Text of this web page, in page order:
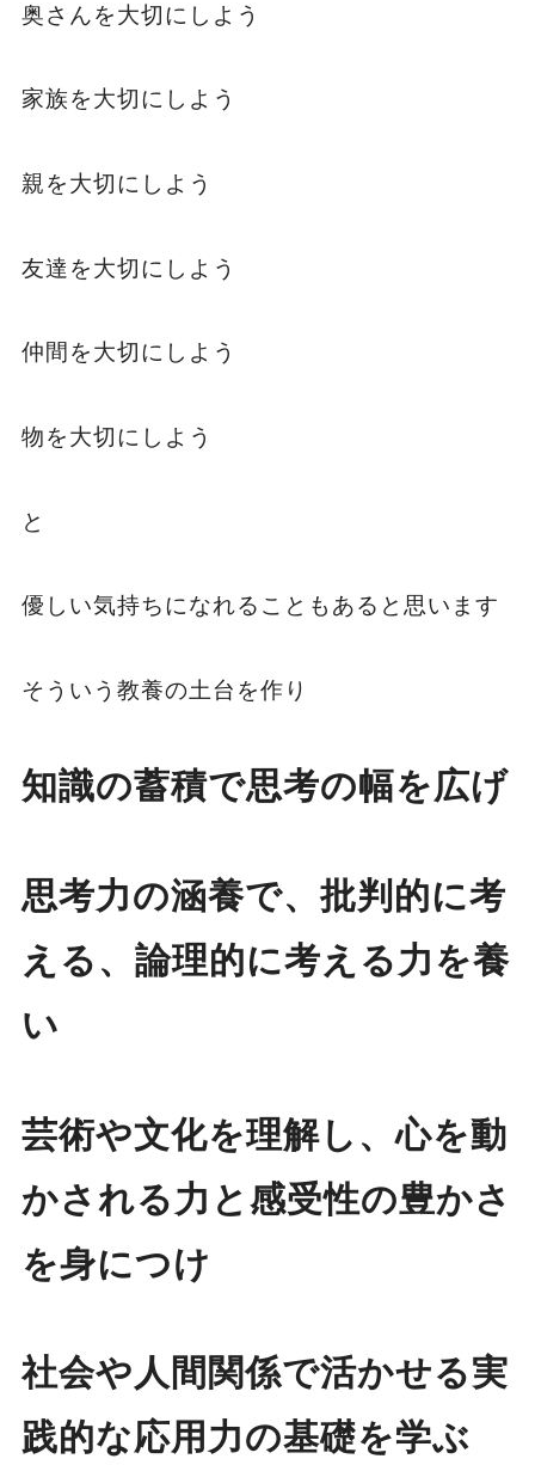
奥さんを大切にしよう
家族を大切にしよう
親を大切にしよう
友達を大切にしよう
仲間を大切にしよう
物を大切にしよう
と
優しい気持ちになれることもあると思います
そういう教養の土台を作り
知識の蓄積で思考の幅を広げ
思考力の涵養で、批判的に考
える、論理的に考える力を養
い
芸術や文化を理解し、心を動
かされる力と感受性の豊かさ
を身につけ
社会や人間関係で活かせる実
践的な応用力の基礎を学ぶ